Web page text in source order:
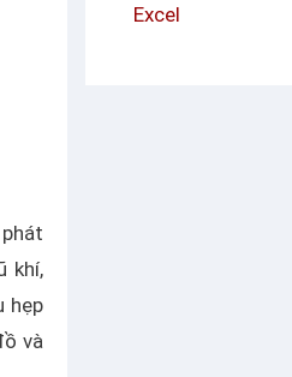
khí,
hẹp
và
Excel